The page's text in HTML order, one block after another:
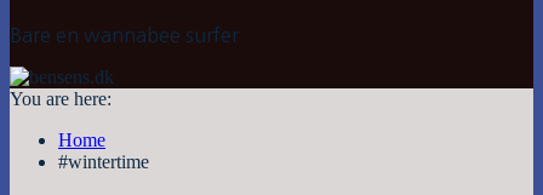
Bare en wannabee surfer
You are here:
Home
#wintertime